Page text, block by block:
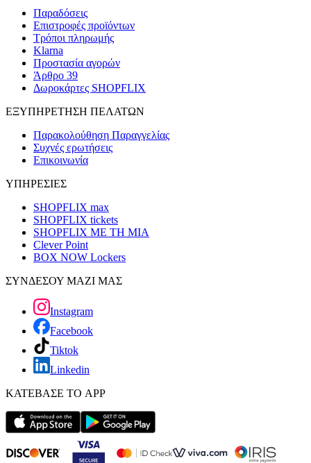
Παραδόσεις
Επιστροφές προϊόντων
Τρόποι πληρωμής
Klarna
Προστασία αγορών
Άρθρο 39
Δωροκάρτες SHOPFLIX
ΕΞΥΠΗΡΕΤΗΣΗ ΠΕΛΑΤΩΝ
Παρακολούθηση Παραγγελίας
Συχνές ερωτήσεις
Επικοινωνία
ΥΠΗΡΕΣΙΕΣ
SHOPFLIX max
SHOPFLIX tickets
SHOPFLIX ΜΕ ΤΗ ΜΙΑ
Clever Point
BOX NOW Lockers
ΣΥΝΔΕΣΟΥ ΜΑΖΙ ΜΑΣ
Instagram
Facebook
Tiktok
Linkedin
ΚΑΤΕΒΑΣΕ ΤΟ APP